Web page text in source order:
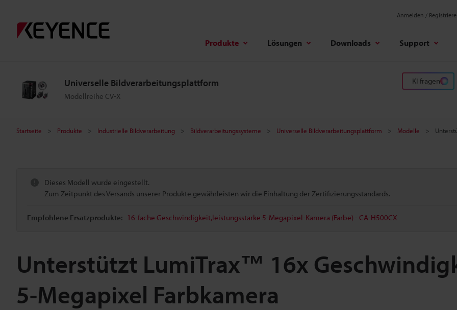
Anmelden /
Produkte Lösungen Downloads Support
Universelle Bildverarbeitungsplattform
Modellreihe CV-X
KI fragen
Startseite Produkte Industrielle Bildverarbeitung Bildverarbeitungssysteme Universelle Bildverarbeitungsplattform Modelle
Dieses Modell wurde eingestellt.
Zum Zeitpunkt des Versands unserer Produkte gewährleisten wir die Einhaltung der Zertifizierungsstandards.
Empfohlene Ersatzprodukte: 16-fache Geschwindigkeit,leistungsstarke 5-Megapixel-Kamera (Farbe) - CA-H500CX
Unterstützt LumiTrax™ 16x
5-Megapixel Farbkamera